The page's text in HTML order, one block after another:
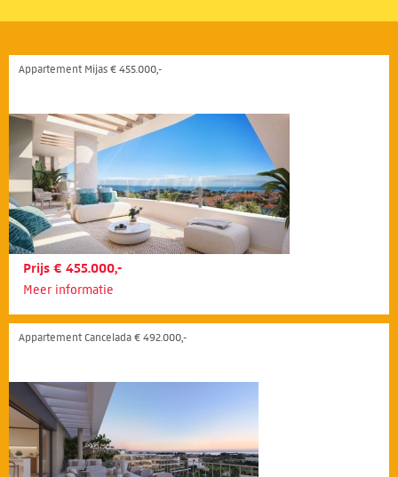
Appartement Mijas € 455.000,-
Prijs € 455.000,-
Meer informatie
Appartement Cancelada € 492.000,-